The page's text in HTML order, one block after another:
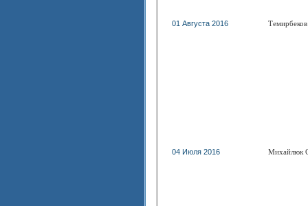
01 Августа 2016
04 Июля 2016 Михайлюк